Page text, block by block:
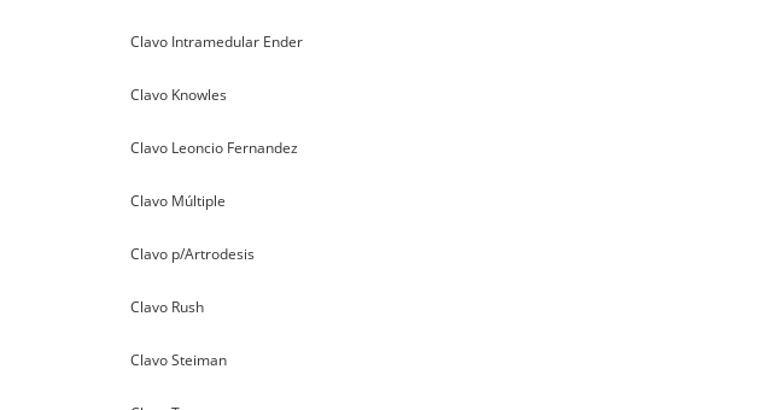
Clavo Intramedular Ender
Clavo Knowles
Clavo Leoncio Fernandez
Clavo Múltiple
Clavo p/Artrodesis
Clavo Rush
Clavo Steiman